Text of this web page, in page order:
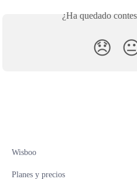
¿Ha quedado
😞
Wisboo
Planes y precios